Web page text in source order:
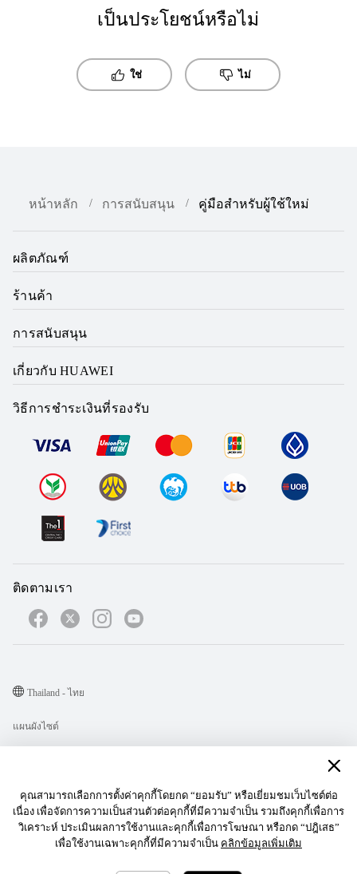
คุณสามารถเลือกการตั้งค่าคุกกี้โดยกด “ยอมรับ” หรือเยี่ยมชมเว็บไซต์ต่อ
เนื่อง เพื่อจัดการความเป็นส่วนตัวต่อคุกกี้ที่มีความจำเป็น รวมถึงคุกกี้เพื่อการ
วิเคราะห์ ประเมินผลการใช้งานและคุกกี้เพื่อการโฆษณา หรือกด “ปฎิเสธ”
เพื่อใช้งานเฉพาะคุกกี้ที่มีความจำเป็น คลิกข้อมูลเพิ่มเติม
เป็นประโยชน์หรือไม่
ใช่ ไม่
หน้าหลัก การสนับสนุน คู่มือสำหรับผู้ใช้ใหม่
ผลิตภัณฑ์
ร้านค้า
การสนับสนุน
เกี่ยวกับ HUAWEI
วิธีการชำระเงินที่รองรับ
ติดตามเรา
Copyright © 1998-2026 Huawei Device Co., Ltd. สงวนลิขสิทธิ์.
แผนผังไซต์
Cookie
นโยบายการส่งการแจ้งเตื อนบนเว็บไซต์
Thailand - ไทย